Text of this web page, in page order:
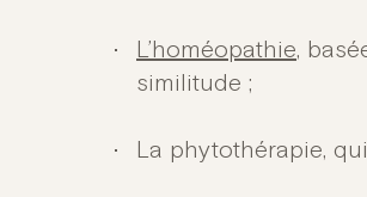
L’homéopathie,
similitude ;
La phytothérapie,